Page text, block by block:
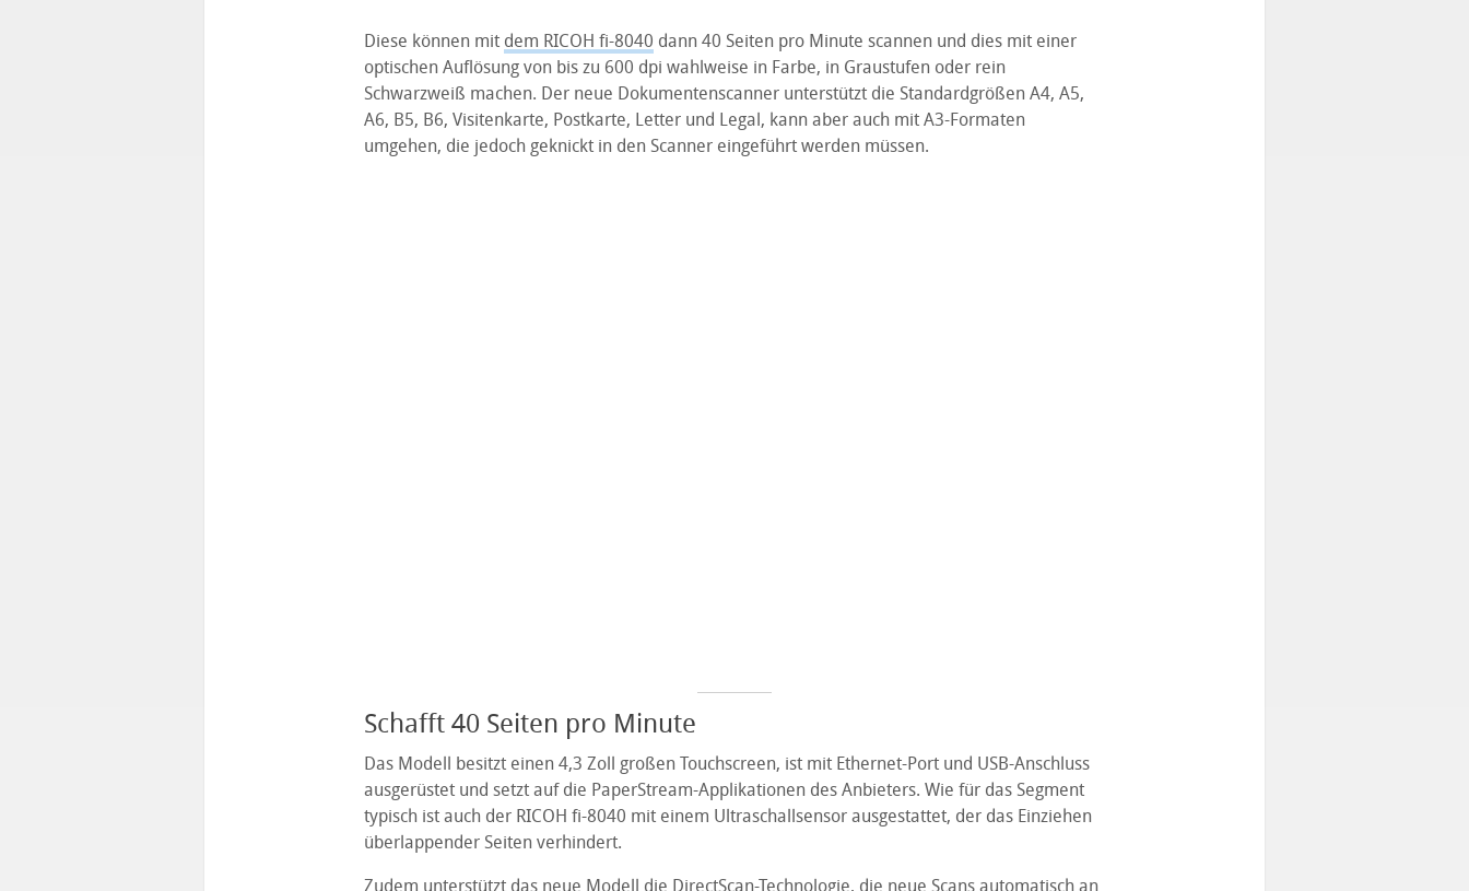
Diese können mit dem RICOH fi-8040 dann 40 Seiten pro Minute scannen und dies mit einer
optischen Auflösung von bis zu 600 dpi wahlweise in Farbe, in Graustufen oder rein
Schwarzweiß machen. Der neue Dokumentenscanner unterstützt die Standardgrößen A4, A5,
A6, B5, B6, Visitenkarte, Postkarte, Letter und Legal, kann aber auch mit A3-Formaten
umgehen, die jedoch geknickt in den Scanner eingeführt werden müssen.
Schafft 40 Seiten pro Minute
Das Modell besitzt einen 4,3 Zoll großen Touchscreen, ist mit Ethernet-Port und USB-Anschluss
ausgerüstet und setzt auf die PaperStream-Applikationen des Anbieters. Wie für das Segment
typisch ist auch der RICOH fi-8040 mit einem Ultraschallsensor ausgestattet, der das Einziehen
überlappender Seiten verhindert.
Zudem unterstützt das neue Modell die DirectScan-Technologie, die neue Scans automatisch an